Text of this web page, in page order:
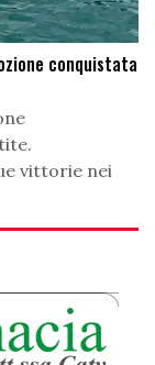
conquistata
vittorie nei